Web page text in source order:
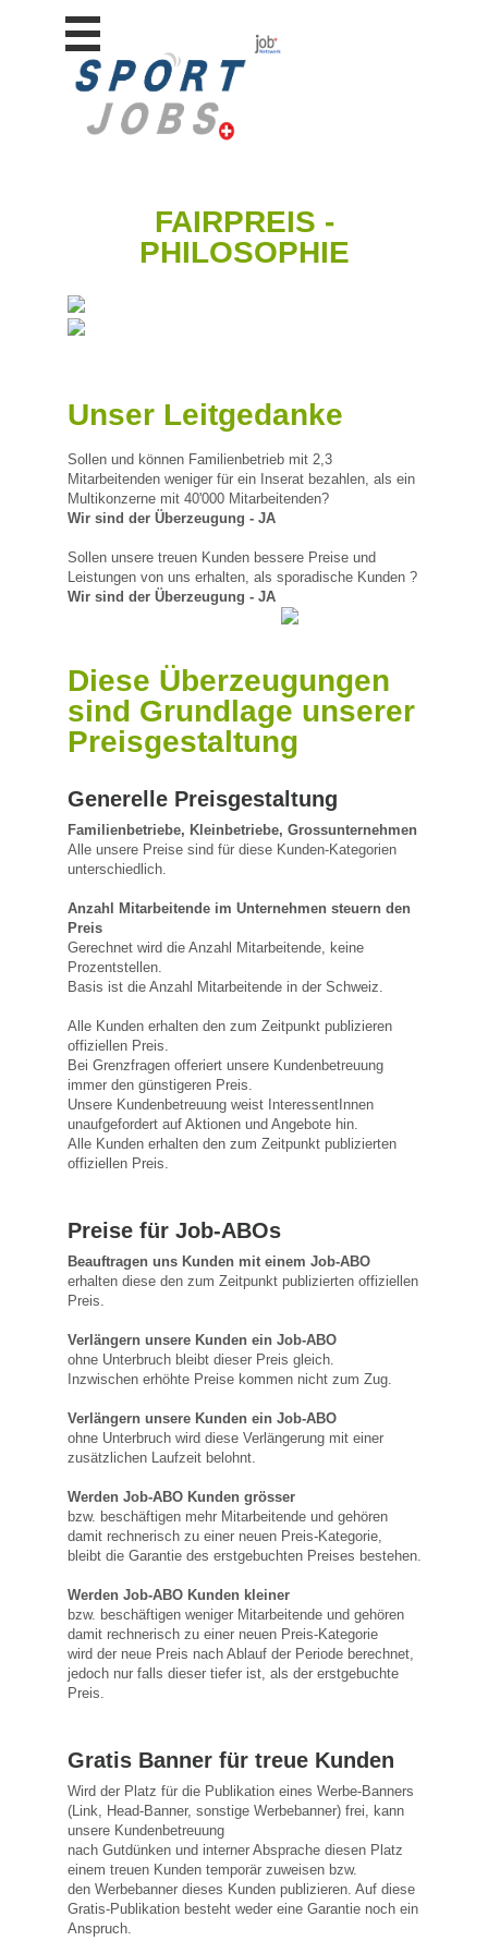
Lehrstellen
inserieren
FAIRPREIS -
PHILOSOPHIE
Unser Leitgedanke
Sollen und können Familienbetrieb mit 2,3
Mitarbeitenden weniger für ein Inserat bezahlen, als ein
Multikonzerne mit 40'000 Mitarbeitenden?
Wir sind der Überzeugung - JA
Sollen unsere treuen Kunden bessere Preise und
Leistungen von uns erhalten, als sporadische Kunden ?
Wir sind der Überzeugung - JA
Diese Überzeugungen
sind Grundlage unserer
Preisgestaltung
Generelle Preisgestaltung
Familienbetriebe, Kleinbetriebe, Grossunternehmen
Alle unsere Preise sind für diese Kunden-Kategorien
unterschiedlich.
Anzahl Mitarbeitende im Unternehmen steuern den
Preis
Gerechnet wird die Anzahl Mitarbeitende, keine
Prozentstellen.
Basis ist die Anzahl Mitarbeitende in der Schweiz.
Alle Kunden erhalten den zum Zeitpunkt publizieren
offiziellen Preis.
Bei Grenzfragen offeriert unsere Kundenbetreuung
immer den günstigeren Preis.
Unsere Kundenbetreuung weist InteressentInnen
unaufgefordert auf Aktionen und Angebote hin.
Alle Kunden erhalten den zum Zeitpunkt publizierten
offiziellen Preis.
Preise für Job-ABOs
Beauftragen uns Kunden mit einem Job-ABO
erhalten diese den zum Zeitpunkt publizierten offiziellen
Preis.
Verlängern unsere Kunden ein Job-ABO
ohne Unterbruch bleibt dieser Preis gleich.
Inzwischen erhöhte Preise kommen nicht zum Zug.
Verlängern unsere Kunden ein Job-ABO
ohne Unterbruch wird diese Verlängerung mit einer
zusätzlichen Laufzeit belohnt.
Werden Job-ABO Kunden grösser
bzw. beschäftigen mehr Mitarbeitende und gehören
damit rechnerisch zu einer neuen Preis-Kategorie,
bleibt die Garantie des erstgebuchten Preises bestehen.
Werden Job-ABO Kunden kleiner
bzw. beschäftigen weniger Mitarbeitende und gehören
damit rechnerisch zu einer neuen Preis-Kategorie
wird der neue Preis nach Ablauf der Periode berechnet,
jedoch nur falls dieser tiefer ist, als der erstgebuchte
Preis.
Gratis Banner für treue Kunden
Wird der Platz für die Publikation eines Werbe-Banners
(Link, Head-Banner, sonstige Werbebanner) frei, kann
unsere Kundenbetreuung
nach Gutdünken und interner Absprache diesen Platz
einem treuen Kunden temporär zuweisen bzw.
den Werbebanner dieses Kunden publizieren. Auf diese
Gratis-Publikation besteht weder eine Garantie noch ein
Anspruch.